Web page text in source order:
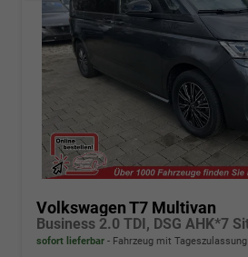
Volkswagen T7 Multivan
sofort lieferbar Fahrzeug mit Tageszulassung